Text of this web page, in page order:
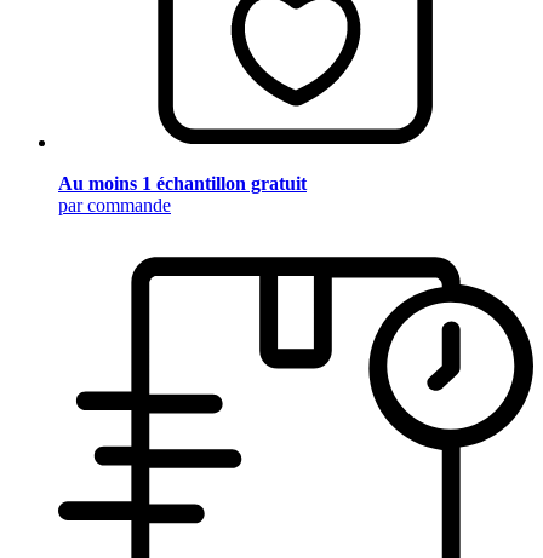
Au moins 1 échantillon gratuit
par commande